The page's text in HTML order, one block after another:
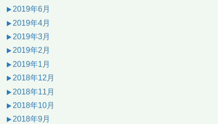
2019年6月
2019年4月
2019年3月
2019年2月
2019年1月
2018年12月
2018年11月
2018年10月
2018年9月